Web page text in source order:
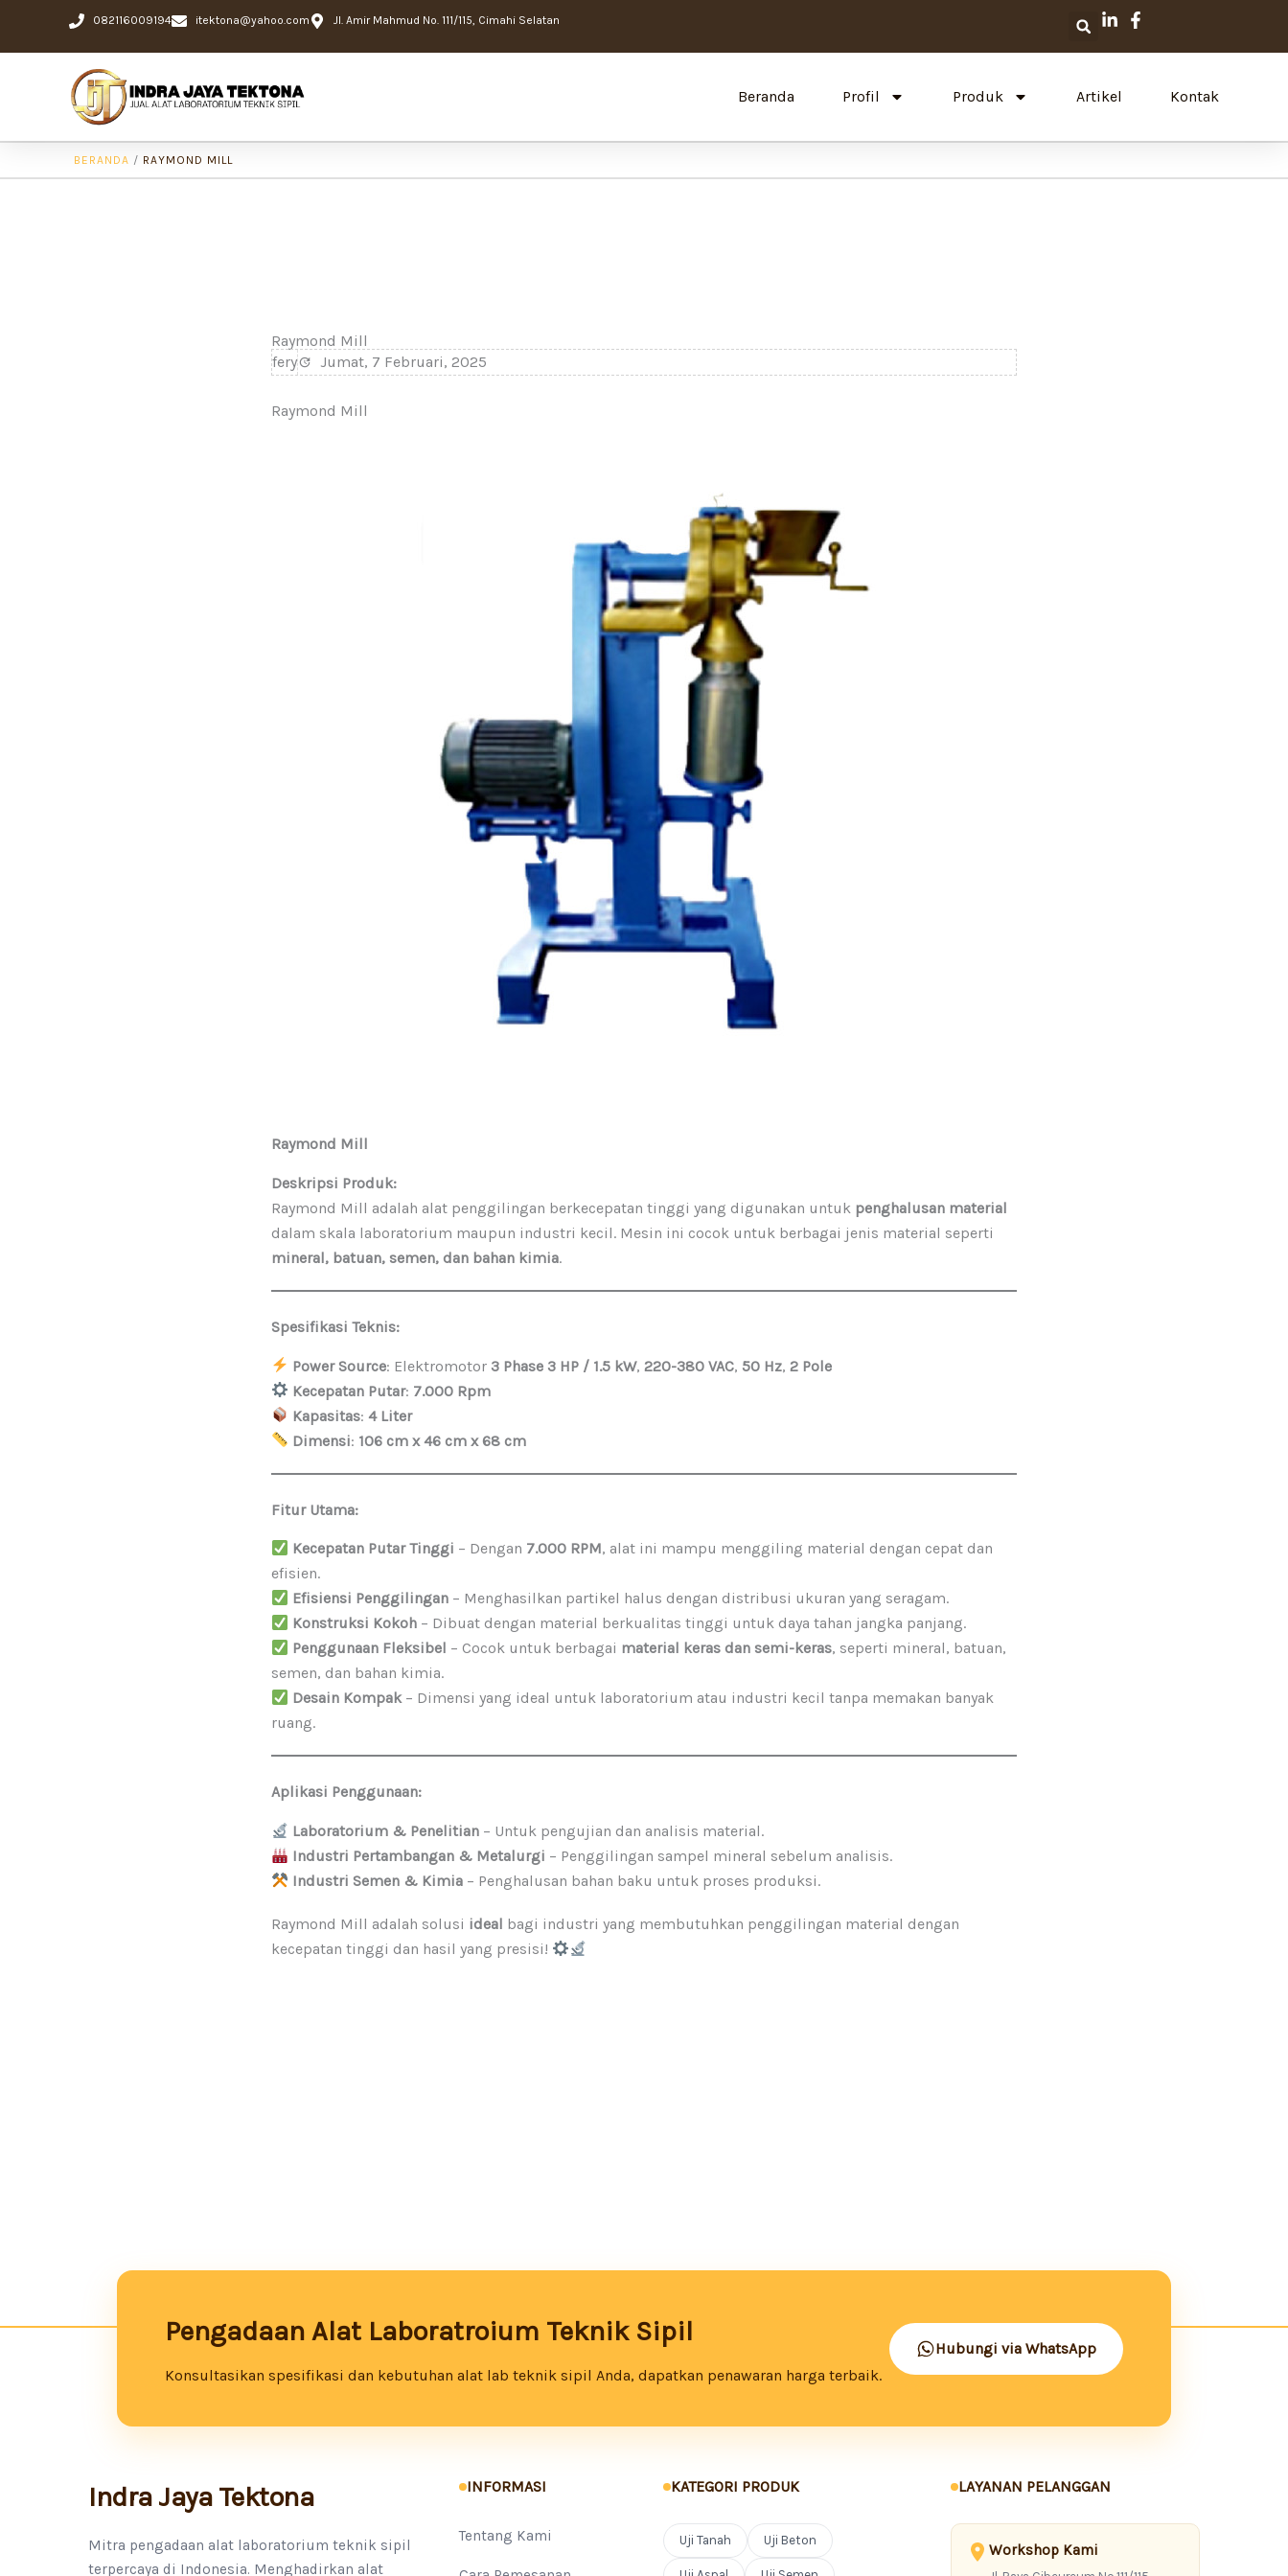
082116009194 itektona@yahoo.com Jl. Amir Mahmud No. 111/115, Cimahi Selatan Search
Beranda Profil Produk Artikel Kontak
BERANDA / RAYMOND MILL
Raymond Mill
fery
Jumat, 7 Februari, 2025
Raymond Mill
Raymond Mill
Deskripsi Produk:
Raymond Mill adalah alat penggilingan berkecepatan tinggi yang digunakan untuk penghalusan material
dalam skala laboratorium maupun industri kecil. Mesin ini cocok untuk berbagai jenis material seperti
mineral, batuan, semen, dan bahan kimia.
Spesifikasi Teknis:
Power Source: Elektromotor 3 Phase 3 HP / 1.5 kW,220-380 VAC, 50 Hz,2 Pole
Kecepatan Putar: 7.000 Rpm
Kapasitas:4 Liter
Dimensi: 106 cm x 46 cm x 68 cm
Fitur Utama:
Kecepatan Putar Tinggi – Dengan 7.000 RPM, alat ini mampu menggiling material dengan cepat dan
efisien.
Efisiensi Penggilingan – Menghasilkan partikel halus dengan distribusi ukuran yang seragam.
Konstruksi Kokoh – Dibuat dengan material berkualitas tinggi untuk daya tahan jangka panjang.
Penggunaan Fleksibel – Cocok untuk berbagai material keras dan semi-keras, seperti mineral, batuan,
semen, dan bahan kimia.
Desain Kompak– Dimensi yang ideal untuk laboratorium atau industri kecil tanpa memakan banyak
ruang.
Aplikasi Penggunaan:
Laboratorium & Penelitian – Untuk pengujian dan analisis material.
Industri Pertambangan & Metalurgi – Penggilingan sampel mineral sebelum analisis.
Industri Semen & Kimia – Penghalusan bahan baku untuk proses produksi.
Raymond Mill adalah solusi ideal bagi industri yang membutuhkan penggilingan material dengan
kecepatan tinggi dan hasil yang presisi!
Pengadaan Alat Laboratroium Teknik Sipil
Konsultasikan spesifikasi dan kebutuhan alat lab teknik sipil Anda, dapatkan penawaran harga terbaik.
Hubungi via WhatsApp
Indra Jaya Tektona
Mitra pengadaan alat laboratorium teknik sipil
terpercaya di Indonesia. Menghadirkan alat
INFORMASI
Tentang Kami
KATEGORI PRODUK
Uji Tanah Uji Beton
LAYANAN PELANGGAN
Workshop Kami